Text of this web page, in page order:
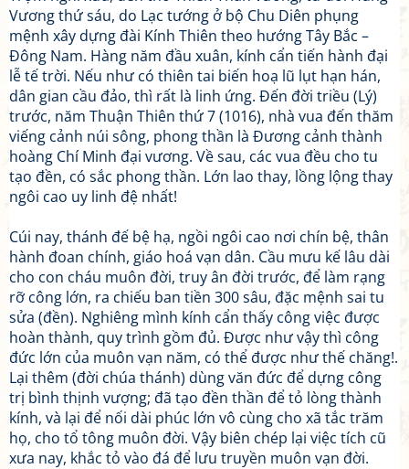
Vương thứ sáu, do Lạc tướng ở bộ Chu Diên phụng
mệnh xây dựng đài Kính Thiên theo hướng Tây Bắc –
Đông Nam. Hàng năm đầu xuân, kính cẩn tiến hành đại
lễ tế trời. Nếu như có thiên tai biến hoạ lũ lụt hạn hán,
dân gian cầu đảo, thì rất là linh ứng. Đến đời triều (Lý)
trước, năm Thuận Thiên thứ 7 (1016), nhà vua đến thăm
viếng cảnh núi sông, phong thần là Đương cảnh thành
hoàng Chí Minh đại vương. Về sau, các vua đều cho tu
tạo đền, có sắc phong thần. Lớn lao thay, lồng lộng thay
ngôi cao uy linh đệ nhất!
Cúi nay, thánh đế bệ hạ, ngồi ngôi cao nơi chín bệ, thân
hành đoan chính, giáo hoá vạn dân. Cầu mưu kế lâu dài
cho con cháu muôn đời, truy ân đời trước, để làm rạng
rỡ công lớn, ra chiếu ban tiền 300 sâu, đặc mệnh sai tu
sửa (đền). Nghiêng mình kính cẩn thấy công việc được
hoàn thành, quy trình gồm đủ. Được như vậy thì công
đức lớn của muôn vạn năm, có thể được như thế chăng!.
Lại thêm (đời chúa thánh) dùng văn đức để dựng công
trị bình thịnh vượng; đã tạo đền thần để tỏ lòng thành
kính, và lại để nối dài phúc lớn vô cùng cho xã tắc trăm
họ, cho tổ tông muôn đời. Vậy biên chép lại việc tích cũ
xưa nay, khắc tỏ vào đá để lưu truyền muôn vạn đời.